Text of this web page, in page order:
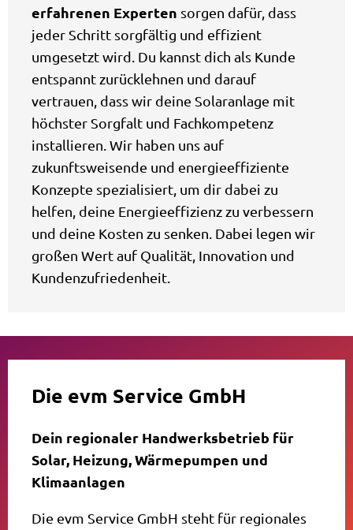
erfahrenen Experten sorgen dafür, dass
jeder Schritt sorgfältig und effizient
umgesetzt wird. Du kannst dich als Kunde
entspannt zurücklehnen und darauf
vertrauen, dass wir deine Solaranlage mit
höchster Sorgfalt und Fachkompetenz
installieren. Wir haben uns auf
zukunftsweisende und energieeffiziente
Konzepte spezialisiert, um dir dabei zu
helfen, deine Energieeffizienz zu verbessern
und deine Kosten zu senken. Dabei legen wir
großen Wert auf Qualität, Innovation und
Kundenzufriedenheit.
Die evm Service GmbH
Dein regionaler Handwerksbetrieb für
Solar, Heizung, Wärmepumpen und
Klimaanlagen
Die evm Service GmbH steht für regionales